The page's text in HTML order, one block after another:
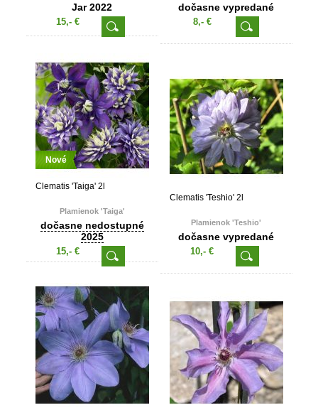
Jar 2022
15,- €
dočasne vypredané
8,- €
Nové
Clematis 'Taiga' 2l
Plamienok 'Taiga'
dočasne nedostupné
2025
15,- €
Clematis 'Teshio' 2l
Plamienok 'Teshio'
dočasne vypredané
10,- €